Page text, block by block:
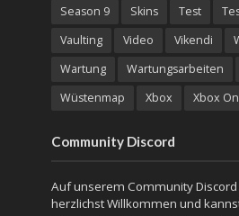
Season 9
Skins Test
Vaulting
Video Vikendi
Wartung
Wartungsarbeiten
Wüstenmap
Xbox Xbox
Community Discord
Auf unserem Community
herzlichst Willkommen und